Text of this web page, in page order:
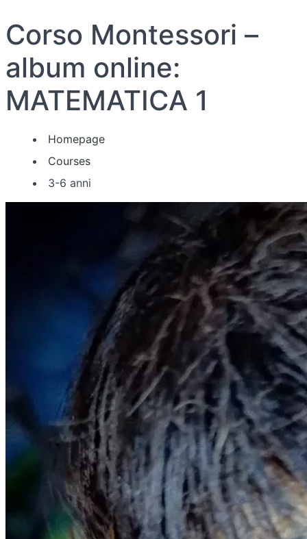
Corso Montessori –
album online:
MATEMATICA 1
Homepage
Courses
3-6 anni